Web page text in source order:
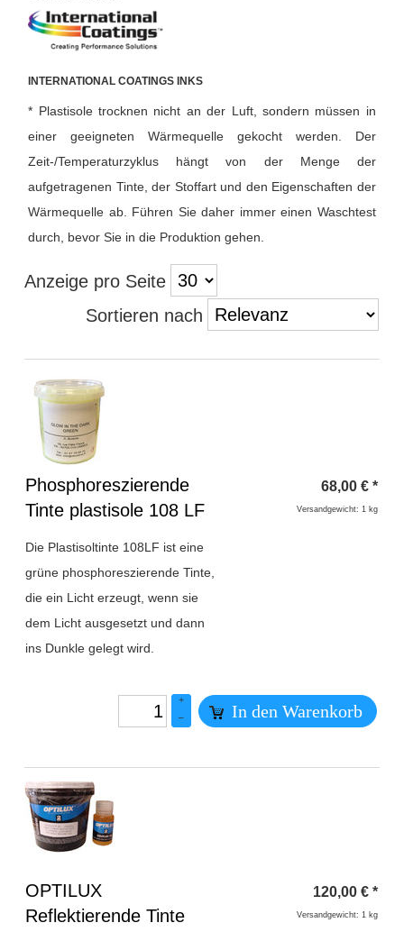
INTERNATIONAL COATINGS INKS
* Plastisole trocknen nicht an der Luft, sondern müssen in
einer geeigneten Wärmequelle gekocht werden. Der
Zeit-/Temperaturzyklus hängt von der Menge der
aufgetragenen Tinte, der Stoffart und den Eigenschaften der
Wärmequelle ab. Führen Sie daher immer einen Waschtest
durch, bevor Sie in die Produktion gehen.
Anzeige pro Seite
Sortieren nach
Überschrift
1
Phosphoreszierende
Tinte plastisole 108 LF
Die Plastisoltinte 108LF ist eine
grüne phosphoreszierende Tinte,
die ein Licht erzeugt, wenn sie
dem Licht ausgesetzt und dann
ins Dunkle gelegt wird.
68,00 € *
Versandgewicht: 1 kg
+
–
In den Warenkorb
Überschrift
1
OPTILUX
Reflektierende Tinte
120,00 € *
Versandgewicht: 1 kg